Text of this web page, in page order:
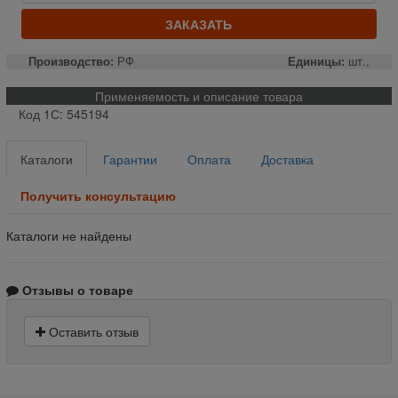
ЗАКАЗАТЬ
Производство: РФ Единицы: шт.,
Применяемость и описание товара
Код 1С: 545194
Каталоги Гарантии Оплата Доставка
Получить консультацию
Каталоги не найдены
Отзывы о товаре
Оставить отзыв